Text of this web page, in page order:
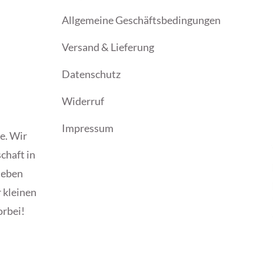
Wir
in
kleinen
Allgemeine Geschäftsbedingungen
Versand & Lieferung
Datenschutz
Widerruf
Impressum